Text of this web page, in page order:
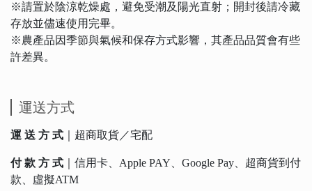
※請置於陰涼乾燥處，避免受潮及陽光直射；開封後請冷藏
存放並儘速使用完畢。
※農產品因季節與氣候和保存方式影響，其產品品質會有些
許差異。
運送方式
運 送 方 式 ｜超商取貨／宅配
付 款 方 式 ｜信用卡、Apple PAY、Google Pay、超商貨到付
款、虛擬ATM